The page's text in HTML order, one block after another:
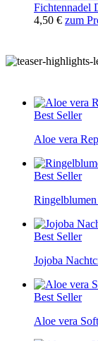
Fichtennadel
4,50 € zum
Best Seller
Aloe vera
Best Seller
Best Seller
Jojoba
Best Seller
Aloe vera